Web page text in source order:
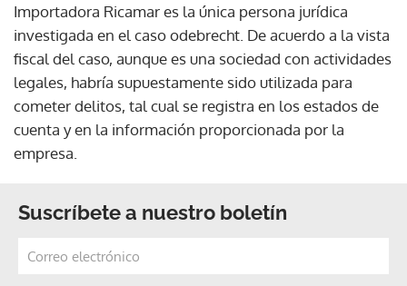
Importadora Ricamar es la única persona jurídica
investigada en el caso odebrecht. De acuerdo a la vista
fiscal del caso, aunque es una sociedad con actividades
legales, habría supuestamente sido utilizada para
cometer delitos, tal cual se registra en los estados de
cuenta y en la información proporcionada por la
empresa.
Suscríbete a nuestro boletín